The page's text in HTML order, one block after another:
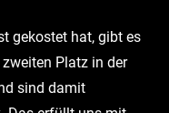
gekostet hat, gibt es
Platz in der
sind damit